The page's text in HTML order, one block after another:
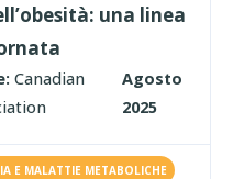
una linea
Canadian
Agosto
2025
E MALATTIE METABOLICHE